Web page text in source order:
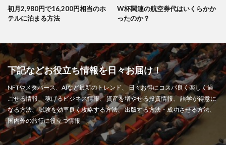
初月2,980円で16,200円相当のホ
テルに泊まる方法
W杯関連の航空券代はいくらかか
ったのか？
下記などお役立ち情報を日々お届け！
NFTやメタバース、AIなど最新のトレンド、 日々お得にコスパ良く楽しく過
ごせる情報、 稼げるビジネス情報、 資産を増やせる投資情報、 語学が得意に
なる方法、 試験を効率良く攻略する方法、 出版する方法・成功させる方法、
国内外の旅行に役立つ情報